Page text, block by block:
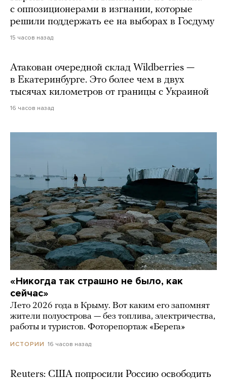
с оппозиционерами в изгнании, которые
решили поддержать ее на выборах в Госдуму
15 часов назад
Атакован очередной склад Wildberries —
в Екатеринбурге. Это более чем в двух
тысячах километров от границы с Украиной
16 часов назад
«Никогда так страшно не было, как
сейчас»
Лето 2026 года в Крыму. Вот каким его запомнят
жители полуострова — без топлива, электричества,
работы и туристов. Фоторепортаж «Берега»
ИСТОРИИ 16 часов назад
Reuters: США попросили Россию освободить